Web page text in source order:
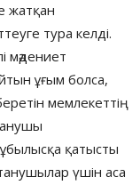
жатқан
тура келді.
мәдениет
ұғым болса,
мемлекеттің
қатысты
үшін аса